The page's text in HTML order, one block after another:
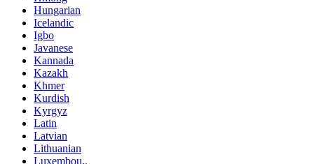
Hungarian
Icelandic
Igbo
Javanese
Kannada
Kazakh
Khmer
Kurdish
Kyrgyz
Latin
Latvian
Lithuanian
Luxembou..